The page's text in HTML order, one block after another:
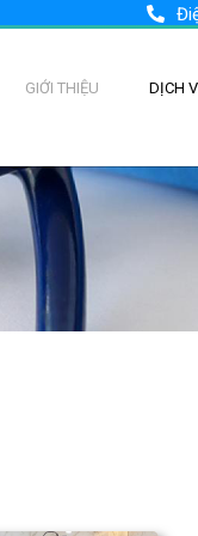
GIỚI THIỆU DỊCH